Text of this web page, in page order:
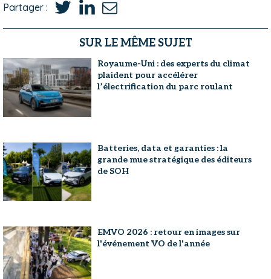
Partager :
SUR LE MÊME SUJET
Royaume-Uni : des experts du climat
plaident pour accélérer
l’électrification du parc roulant
Batteries, data et garanties : la
grande mue stratégique des éditeurs
de SOH
EMVO 2026 : retour en images sur
l'événement VO de l'année